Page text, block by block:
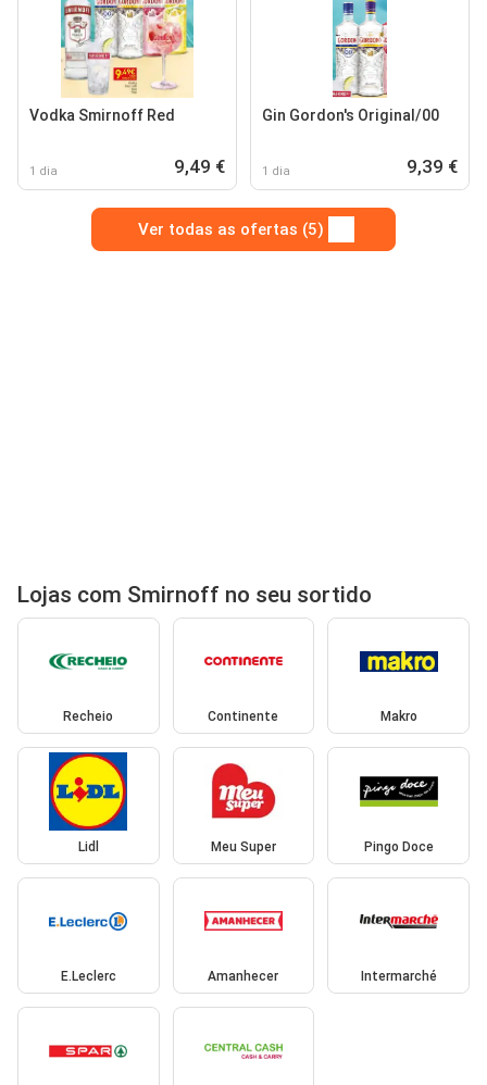
Vodka Smirnoff Red
1 dia 9,49 €
Gin Gordon's Original/00
1 dia 9,39 €
Ver todas as ofertas (5)
Lojas com Smirnoff no seu sortido
Recheio Continente Makro
Lidl Meu Super Pingo Doce
E.Leclerc Amanhecer Intermarché